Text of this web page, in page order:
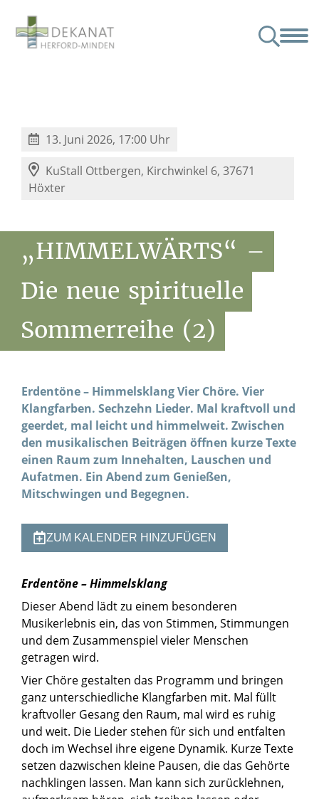
13. Juni 2026, 17:00 Uhr
KuStall Ottbergen, Kirchwinkel 6, 37671
Höxter
„HIMMELWÄRTS“ –
Die neue spirituelle
Sommerreihe (2)
Erdentöne – Himmelsklang Vier Chöre. Vier
Klangfarben. Sechzehn Lieder. Mal kraftvoll und
geerdet, mal leicht und himmelweit. Zwischen
den musikalischen Beiträgen öffnen kurze Texte
einen Raum zum Innehalten, Lauschen und
Aufatmen. Ein Abend zum Genießen,
Mitschwingen und Begegnen.
ZUM KALENDER HINZUFÜGEN
Erdentöne – Himmelsklang
Dieser Abend lädt zu einem besonderen
Musikerlebnis ein, das von Stimmen, Stimmungen
und dem Zusammenspiel vieler Menschen
getragen wird.
Vier Chöre gestalten das Programm und bringen
ganz unterschiedliche Klangfarben mit. Mal füllt
kraftvoller Gesang den Raum, mal wird es ruhig
und weit. Die Lieder stehen für sich und entfalten
doch im Wechsel ihre eigene Dynamik. Kurze Texte
setzen dazwischen kleine Pausen, die das Gehörte
nachklingen lassen. Man kann sich zurücklehnen,